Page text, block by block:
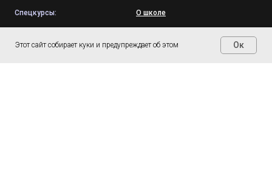
Этот сайт собирает куки и предупреждает об этом Ок
Спецкурсы:
Рэп-фристайл
Шекспир
О школе
Договор оферты
Политика конфиденциальности